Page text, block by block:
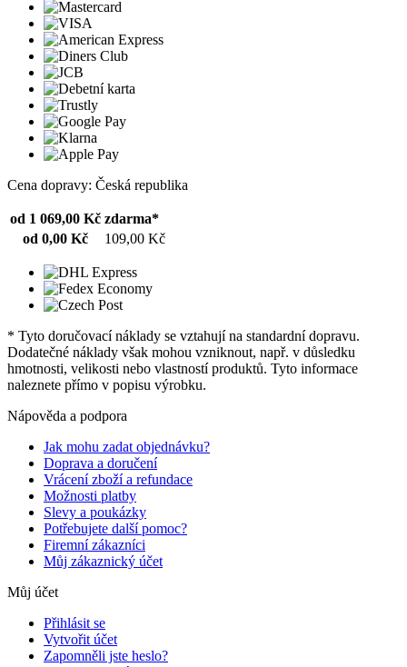
Cena dopravy: Česká republika
od 1 069,00 Kč zdarma*
od 0,00 Kč
109,00 Kč
* Tyto doručovací náklady se vztahují na standardní dopravu.
Dodatečné náklady však mohou vzniknout, např. v důsledku
hmotnosti, velikosti nebo vlastností produktů. Tyto informace
naleznete přímo v popisu výrobku.
Nápověda a podpora
Jak mohu zadat objednávku?
Doprava a doručení
Vrácení zboží a refundace
Možnosti platby
Slevy a poukázky
Potřebujete další pomoc?
Firemní zákazníci
Můj zákaznický účet
Můj účet
Přihlásit se
Vytvořit účet
Zapomněli jste heslo?